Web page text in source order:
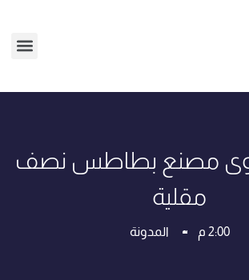
مصنع بطاطس نصف
مقلية
2:00 م المدونة